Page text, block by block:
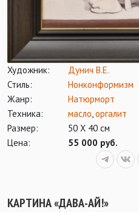
Художник:
Дунич В.Е.
Стиль:
Нонконформизм
Жанр:
Натюрморт
Техника:
масло,оргалит
Размер:
50 Х 40 см
Цена:
55 000 руб.
КАРТИНА «ДАВА-АЙ!»